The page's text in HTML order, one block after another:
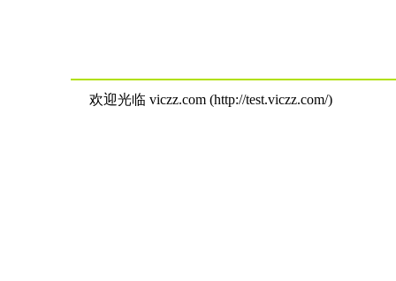
欢迎光临 viczz.com (http://test.viczz.com/)